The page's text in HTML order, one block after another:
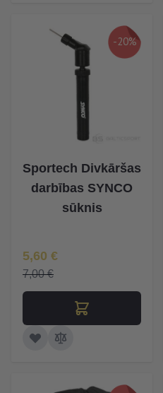
-20%
Sportech Divkāršas
darbības SYNCO
sūknis
Īpaša Cena
5,60 €
7,00 €